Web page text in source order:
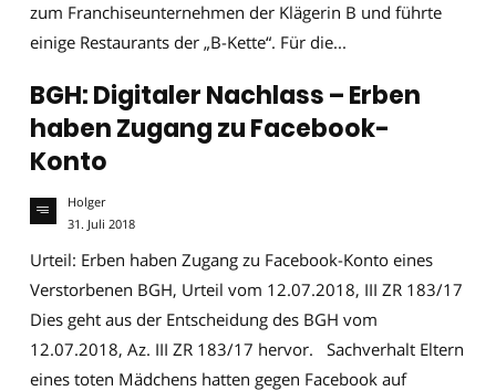
zum Franchiseunternehmen der Klägerin B und führte
einige Restaurants der „B-Kette“. Für die...
BGH: Digitaler Nachlass – Erben
haben Zugang zu Facebook-
Konto
Holger
31. Juli 2018
Urteil: Erben haben Zugang zu Facebook-Konto eines
Verstorbenen BGH, Urteil vom 12.07.2018, III ZR 183/17
Dies geht aus der Entscheidung des BGH vom
12.07.2018, Az. III ZR 183/17 hervor. Sachverhalt Eltern
eines toten Mädchens hatten gegen Facebook auf